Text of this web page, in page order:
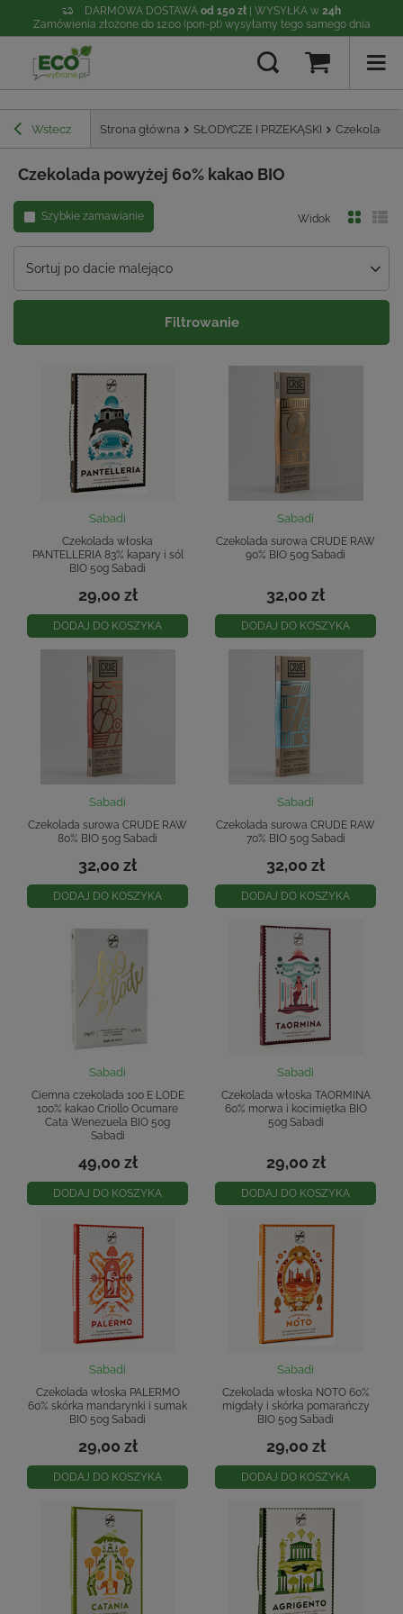
DARMOWA DOSTAWA od 150 zł | WYSYŁKA w 24h
Zamówienia złożone do 12:00 (pon-pt) wysyłamy tego samego dnia
Wstecz Strona główna SŁODYCZE I PRZEKĄSKI Czekolada
Czekolada powyżej 60% kakao BIO
Szybkie zamawianie
Sortuj po dacie malejąco
Widok
Filtrowanie
Sabadi
Czekolada włoska
PANTELLERIA 83% kapary i sól
BIO 50g Sabadi
29,00 zł
DODAJ DO KOSZYKA
Sabadi
Czekolada surowa CRUDE RAW
90% BIO 50g Sabadi
32,00 zł
DODAJ DO KOSZYKA
Sabadi
Czekolada surowa CRUDE RAW
80% BIO 50g Sabadi
32,00 zł
DODAJ DO KOSZYKA
Sabadi
Czekolada surowa CRUDE RAW
70% BIO 50g Sabadi
32,00 zł
DODAJ DO KOSZYKA
Sabadi
Ciemna czekolada 100 E LODE
100% kakao Criollo Ocumare
Cata Wenezuela BIO 50g
Sabadi
49,00 zł
DODAJ DO KOSZYKA
Sabadi
Czekolada włoska TAORMINA
60% morwa i kocimiętka BIO
50g Sabadi
29,00 zł
DODAJ DO KOSZYKA
Sabadi
Czekolada włoska PALERMO
60% skórka mandarynki i sumak
BIO 50g Sabadi
29,00 zł
DODAJ DO KOSZYKA
Sabadi
Czekolada włoska NOTO 60%
migdały i skórka pomarańczy
BIO 50g Sabadi
29,00 zł
DODAJ DO KOSZYKA